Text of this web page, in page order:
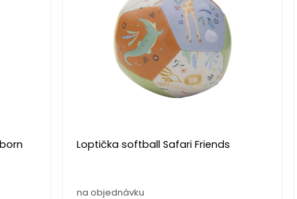
Loptička softball Safari Friends
na objednávku